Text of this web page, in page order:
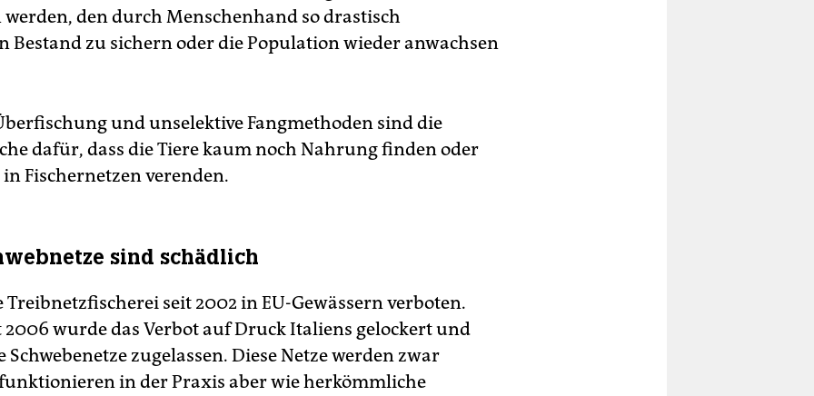
den durch Menschenhand so drastisch
Bestand zu sichern oder die Population wieder anwachsen
und unselektive Fangmethoden sind die
dafür, dass die Tiere kaum noch Nahrung finden oder
Fischernetzen verenden.
sind schädlich
Treibnetzfischerei seit 2002 in EU-Gewässern verboten.
wurde das Verbot auf Druck Italiens gelockert und
Schwebenetze zugelassen. Diese Netze werden zwar
in der Praxis aber wie herkömmliche